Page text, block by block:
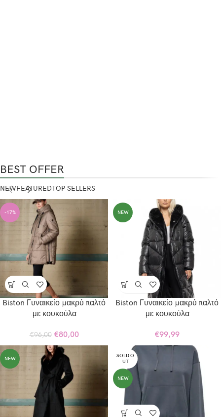
BEST OFFER
NEWFEATUREDTOP SELLERS
-17%
Biston Γυναικείο μακρύ παλτό
με κουκούλα
€96,00 €80,00
NEW
Biston Γυναικείο μακρύ παλτό
με κουκούλα
€99,99
NEW
SOLD O
UT
NEW